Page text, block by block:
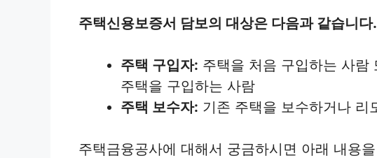
주택신용보증서 담보의 대상은 다음과 같습니다.
주택 구입자: 주택을 처음 구입하는 사람
주택을 구입하는 사람
주택 보수자: 기존 주택을 보수하거나 리
주택금융공사에 대해서 궁금하시면 아래 내용